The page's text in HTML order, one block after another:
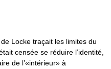
Locke traçait les limites du
censée se réduire l’identité,
de l’«intérieur» à